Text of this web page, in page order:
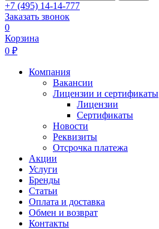
+7 (495) 14-14-777
Заказать звонок
0
Корзина
0 ₽
Компания
Вакансии
Лицензии и сертификаты
Лицензии
Сертификаты
Новости
Реквизиты
Отсрочка платежа
Акции
Услуги
Бренды
Статьи
Оплата и доставка
Обмен и возврат
Контакты